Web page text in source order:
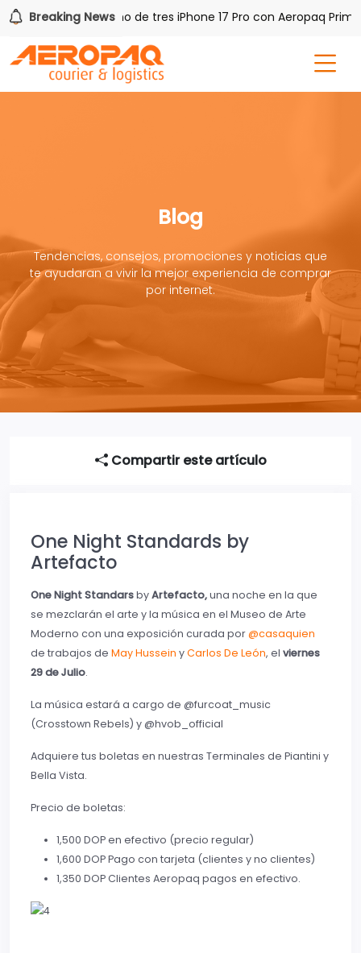
Breaking News
Gana uno de tres iPhone 17 Pro con Aeropaq Prime
Blog
Tendencias, consejos, promociones y noticias que
te ayudaran a vivir la mejor experiencia de comprar
por internet.
Compartir este artículo
One Night Standards by
Artefacto
One Night StandarsbyArtefacto,una noche en la que
se mezclarán el arte y la música en el Museo de Arte
Moderno con una exposición curada por@casaquien
de trabajos de May Hussein yCarlos De León, el viernes
29 de Julio.
La música estará a cargo de @furcoat_music
(Crosstown Rebels) y @hvob_official
Adquiere tus boletas en nuestras Terminales de Piantini y
Bella Vista.
Precio de boletas:
1,500 DOP en efectivo (precio regular)
1,600 DOP Pago con tarjeta (clientes y no clientes)
1,350 DOP Clientes Aeropaq pagos en efectivo.